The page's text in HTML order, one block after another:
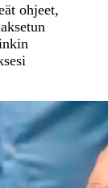
ohjeet,